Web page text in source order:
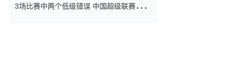
3场比赛中两个低级错误 中国超级联赛的前